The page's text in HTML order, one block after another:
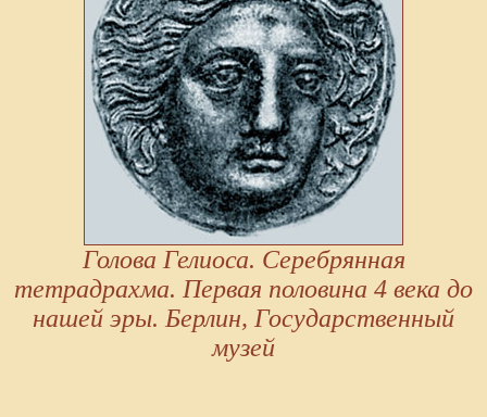
Голова Гелиоса. Серебрянная
тетрадрахма. Первая половина 4 века до
нашей эры. Берлин, Государственный
музей